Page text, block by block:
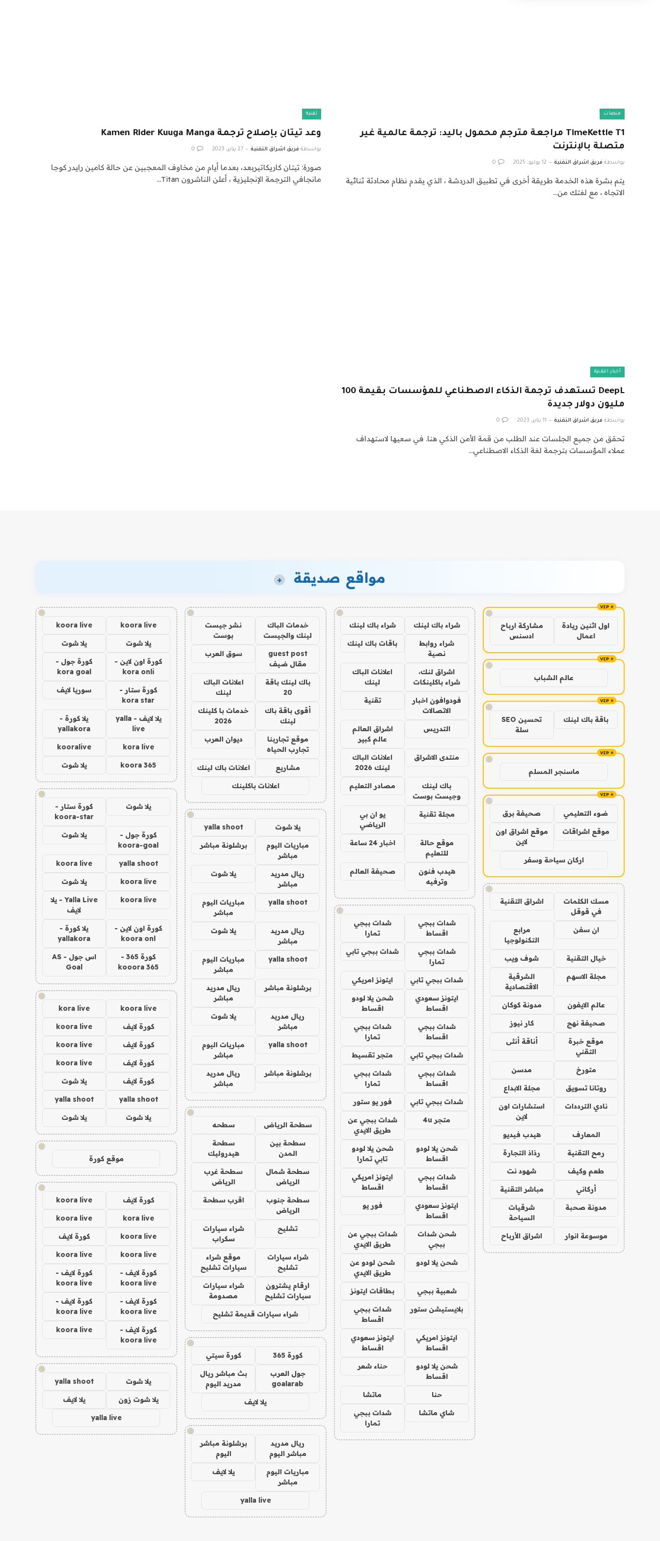
منصات
TimeKettle T1 مراجعة مترجم محمول باليد: ترجمة عالمية غير
متصلة بالإنترنت
بواسطة فريق اشراق التقنية 12 يوليو، 2025 0
يتم بشرة هذه الخدمة طريقة أخرى في تطبيق الدردشة ، الذي يقدم نظام محادثة ثنائية
الاتجاه ، مع لغتك من…
تقنية
وعد تيتان بإصلاح ترجمة Kamen Rider Kuuga Manga
بواسطة فريق اشراق التقنية 27 يناير، 2023 0
صورة: تيتان كاريكاتيربعد، بعدما أيام من مخاوف المعجبين عن حالة كامين رايدر كوجا
مانجافي الترجمة الإنجليزية ، أعلن الناشرون Titan…
أخبار التقنية
DeepL تستهدف ترجمة الذكاء الاصطناعي للمؤسسات بقيمة 100
مليون دولار جديدة
بواسطة فريق اشراق التقنية 11 يناير، 2023 0
تحقق من جميع الجلسات عند الطلب من قمة الأمن الذكي هنا. في سعيها لاستهداف
عملاء المؤسسات بترجمة لغة الذكاء الاصطناعي…
مواقع صديقة +
!
اول اثنين ريادة
اعمال
مشاركة ارباح
ادسنس
!
عالم الشباب
!
باقة باك لينك
تحسين SEO
سلة
!
ماسنجر المسلم
!
ضوء التعليمي صحيفة برق
موقع اشراقات
موقع اشراق اون
لاين
اركان سياحة وسفر
!
مسك الكلمات
في قوقل
اشراق التقنية
ان سفن
مرابع
التكنولوجيا
خيال التقنية شوف ويب
مجلة الاسهم
الشرقية
الاقتصادية
عالم الايفون مدونة كوكان
صحيفة نهج كار نيوز
موقع خبرة
التقني
أناقة أنثى
متورخ مدسن
روتانا تسويق مجلة الابداع
نادي الترددات
استشارات اون
لاين
المعارف هيدب فيديو
رمح التقنية رذاذ التجارة
طعم وكيف شهود نت
أركاني مباشر التقنية
مدونة صحبة
شرقيات
السياحة
موسوعة انوار اشراق الأرباح
!
شراء باك لينك شراء باك لينك
شراء روابط
نصية
باقات باك لينك
اشراق لنك،
شراء باكلينكات
اعلانات الباك
لينك
فودوافون اخبار
الاتصالات
تقنية
التدريس
اشراق العالم
عالم كبير
منتدى الاشراق
اعلانات الباك
لينك 2026
باك لينك
وجيست بوست
مصادر التعليم
مجلة تقنية
يو ان بي
الرياضي
موقع حالة
للتعليم
اخبار 24 ساعة
هيدب فنون
وترفيه
صحيفة العالم
!
شدات ببجي
اقساط
شدات ببجي
تمارا
شدات ببجي
تمارا
شدات ببجي تابي
شدات ببجي تابي ايتونز امريكي
ايتونز سعودي
اقساط
شحن يلا لودو
اقساط
شدات ببجي
اقساط
شدات ببجي
تمارا
شدات ببجي تابي متجر تقسيط
شدات ببجي
اقساط
شدات ببجي
تمارا
شدات ببجي تابي فور يو ستور
متجر 4u
شدات ببجي عن
طريق الايدي
شحن يلا لودو
اقساط
شحن يلا لودو
تابي تمارا
شدات ببجي
اقساط
ايتونز امريكي
اقساط
ايتونز سعودي
اقساط
فور يو
شحن شدات
ببجي
شدات ببجي عن
طريق الايدي
شحن يلا لودو
شحن لودو عن
طريق الايدي
شعبية ببجي بطاقات ايتونز
بلايستيشن ستور
شدات ببجي
اقساط
ايتونز امريكي
اقساط
ايتونز سعودي
اقساط
شحن يلا لودو
اقساط
حناء شعر
حنا ماتشا
شاي ماتشا
شدات ببجي
تمارا
!
خدمات الباك
لينك والجيست
نشر جيست
بوست
guest post
مقال ضيف
سوق العرب
باك لينك باقة
20
اعلانات الباك
لينك
أقوى باقة باك
لينك
خدمات با كلينك
2026
موقع تجاربنا
تجارب الحياه
ديوان العرب
مشاريع اعلانات باك لينك
اعلانات باكلينك
!
يلا شوت yalla shoot
مباريات اليوم
مباشر
برشلونة مباشر
ريال مدريد
مباشر
يلا شوت
yalla shoot
مباريات اليوم
مباشر
ريال مدريد
مباشر
يلا شوت
yalla shoot
مباريات اليوم
مباشر
برشلونة مباشر
ريال مدريد
مباشر
ريال مدريد
مباشر
يلا شوت
yalla shoot
مباريات اليوم
مباشر
برشلونة مباشر
ريال مدريد
مباشر
!
سطحة الرياض سطحه
سطحة بين
المدن
سطحة
هيدروليك
سطحة شمال
الرياض
سطحة غرب
الرياض
سطحة جنوب
الرياض
اقرب سطحة
تشليح
شراء سيارات
سكراب
شراء سيارات
تشليح
موقع شراء
سيارات تشليح
ارقام يشترون
سيارات تشليح
شراء سيارات
مصدومة
شراء سيارات قديمة تشليح
!
كورة 365 كورة سيتي
جول العرب
goalarab
بث مباشر ريال
مدريد اليوم
يلا لايف
!
ريال مدريد
مباشر اليوم
برشلونة مباشر
اليوم
مباريات اليوم
مباشر
يلا لايف
yalla live
!
koora live
koora live
يلا شوت يلا شوت
كورة اون لاين -
kora onli
كورة جول -
kora goal
كورة ستار -
kora star
سوريا لايف
يلا لايف - yalla
live
يلا كورة -
yallakora
kora live
kooralive
koora 365 يلا شوت
!
يلا شوت
كورة ستار -
koora-star
كورة جول -
koora-goal
يلا شوت
yalla shoot
koora live
koora live يلا شوت
koora live
Yalla Live - يلا
لايف
كورة اون لاين -
koora onl
يلا كورة -
yallakora
كورة 365 -
kooora 365
اس جول - AS
Goal
!
koora live
kora live
كورة لايف koora live
كورة لايف koora live
كورة لايف koora live
كورة لايف يلا شوت
yalla shoot
yalla shoot
يلا شوت يلا شوت
!
موقع كورة
!
كورة لايف koora live
kora live
koora live
koora live كورة لايف
koora live
koora live
كورة لايف -
koora live
كورة لايف -
koora live
كورة لايف -
koora live
كورة لايف -
koora live
كورة لايف -
koora live
koora live
!
يلا شوت yalla shoot
يلا شوت زون يلا لايف
yalla live